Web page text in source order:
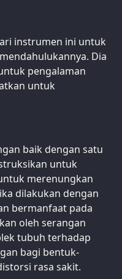
instrumen ini untuk
Dia
pengalaman
untuk
baik dengan satu
untuk
merenungkan
dilakukan dengan
bermanfaat pada
oleh serangan
tubuh terhadap
bagi bentuk-
rasa sakit.